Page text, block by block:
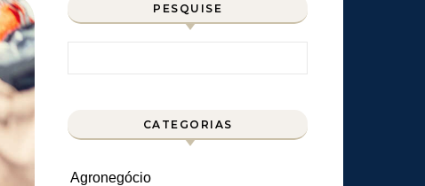
PESQUISE
CATEGORIAS
Agronegócio